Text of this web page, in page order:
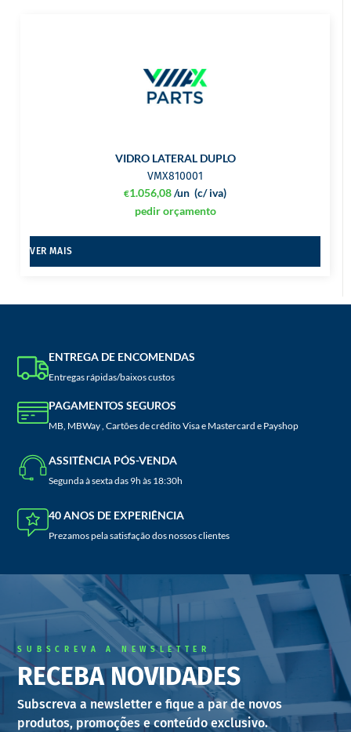
VIDRO LATERAL DUPLO
VMX810001
€1.056,08 (c/ iva)
/un
pedir orçamento
VER MAIS
ENTREGA DE ENCOMENDAS
Entregas rápidas/baixos custos
PAGAMENTOS SEGUROS
MB, MBWay , Cartões de crédito Visa e Mastercard e Payshop
ASSITÊNCIA PÓS-VENDA
Segunda à sexta das 9h às 18:30h
40 ANOS DE EXPERIÊNCIA
Prezamos pela satisfação dos nossos clientes
SUBSCREVA A NEWSLETTER
RECEBA NOVIDADES
Subscreva a newsletter e fique a par de novos
produtos, promoções e conteúdo exclusivo.